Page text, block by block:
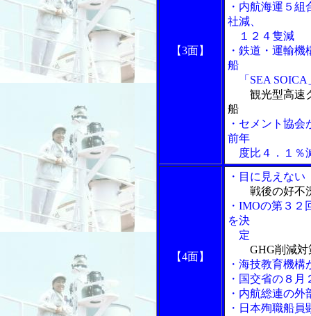
【3面】
・内航海運５
社減、
１２４隻減
・鉄道・運輸
船
「SEA SOICA
観光型高速
船
・セメント協
前年
度比４．１％
【4面】
・目に見えな
戦後の好不
・IMOの第３
を決
定
GHG削減
・海技教育機
・国交省の８
・内航総連の外
・日本殉職船